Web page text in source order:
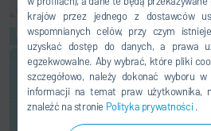
krajów przez jednego z dostawców
wspomnianych celów, przy czym
uzyskać dostęp do danych, a prawa
egzekwowalne. Aby wybrać, które pliki
szczegółowo, należy dokonać wyboru
informacji na temat praw użytkownika,
znaleźć na stronie Polityka prywatności.
Usługę map można
tutaj. Spowoduje to
danych użytkownika
IP) do odpowiedniego
jak wyjaśniamy w
dokumenciePolityka